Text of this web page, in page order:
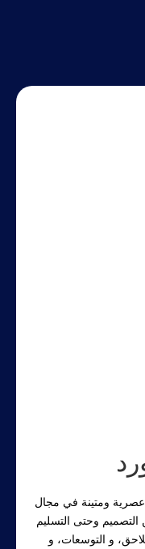
ومتينة في مجال
التصميم وحتى التسليم
و التوسعات، و